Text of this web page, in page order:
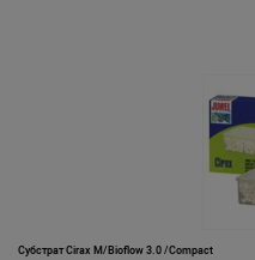
Субстрат Cirax M/Bioflow 3.0 /Compact